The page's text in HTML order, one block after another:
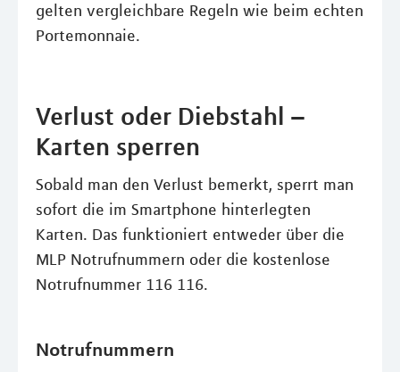
gelten vergleichbare Regeln wie beim echten
Portemonnaie.
Verlust oder Diebstahl –
Karten sperren
Sobald man den Verlust bemerkt, sperrt man
sofort die im Smartphone hinterlegten
Karten. Das funktioniert entweder über die
MLP Notrufnummern oder die kostenlose
Notrufnummer 116 116.
Notrufnummern